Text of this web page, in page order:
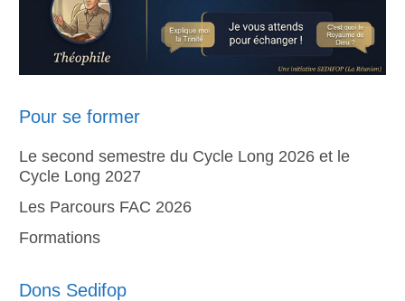
Pour se former
Le second semestre du Cycle Long 2026 et le
Cycle Long 2027
Les Parcours FAC 2026
Formations
Dons Sedifop